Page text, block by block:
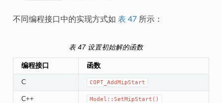
不同编程接口中的实现方式如 表 47所示：
表 47 设置初始解的函数
编程接口 函数
C COPT_AddMipStart
C++ Model::SetMipStart()